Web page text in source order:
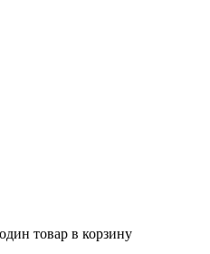
товар в корзину